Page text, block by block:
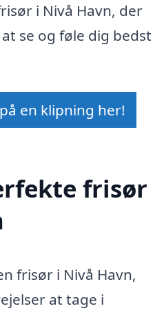
i Nivå Havn, der
se og føle dig bedst
en klipning her!
frisør
frisør i Nivå Havn,
at tage i